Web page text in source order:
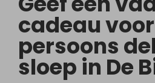
cadeau
persoons
sloep in De